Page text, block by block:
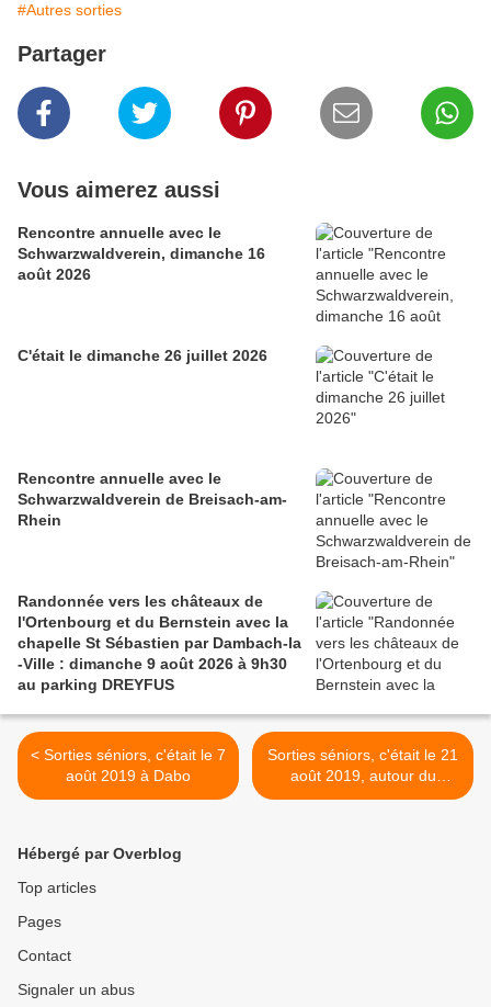
#Autres sorties
Partager
Vous aimerez aussi
Rencontre annuelle avec le
Schwarzwaldverein, dimanche 16
août 2026
C'était le dimanche 26 juillet 2026
Rencontre annuelle avec le
Schwarzwaldverein de Breisach-am-
Rhein
Randonnée vers les châteaux de
l'Ortenbourg et du Bernstein avec la
chapelle St Sébastien par Dambach-la
-Ville : dimanche 9 août 2026 à 9h30
au parking DREYFUS
< Sorties séniors, c'était le 7
août 2019 à Dabo
Sorties séniors, c'était le 21
août 2019, autour du
Kienberg - Mont Ste-Odile.
Hébergé par Overblog
Top articles
Pages
Contact
Signaler un abus